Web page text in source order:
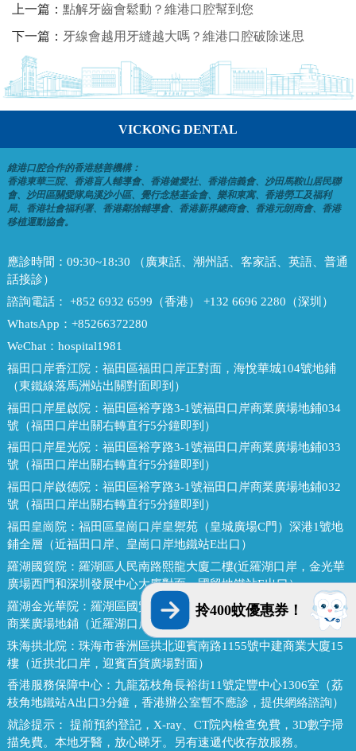
上一篇： 點解牙齒會鬆動？維港口腔幫到您
下一篇： 牙線會越用牙縫越大嗎？維港口腔破除迷思
VICKONG DENTAL
維港口腔合作的香港慈善機構：
香港東華三院、香港盲人輔導會、香港健愛社、香港信義會、沙田馬鞍山居民聯
會、沙田區關愛隊烏溪沙小區、覺行念慈基金會、樂和東寓、香港勞工及福利
局、香港社會福利署、香港鄰捨輔導會、香港新界總商會、香港元朗商會、香港
移植運動協會。
應診時間： 09:30~18:30 （廣東話、潮州話、客家話、英語、普通
話接診）
諮詢電話： +852 6932 6599（香港） +132 6696 2280（深圳）
WhatsApp： +85266372280
WeChat： hospital1981
福田口岸香江院： 福田區福田口岸正對面，海悅華城104號地鋪
（東鐵線落馬洲站出關對面即到）
福田口岸星啟院： 福田區裕亨路3-1號福田口岸商業廣場地鋪034
號（福田口岸出關右轉直行5分鐘即到）
福田口岸星光院： 福田區裕亨路3-1號福田口岸商業廣場地鋪033
號（福田口岸出關右轉直行5分鐘即到）
福田口岸啟德院： 福田區裕亨路3-1號福田口岸商業廣場地鋪032
號（福田口岸出關右轉直行5分鐘即到）
福田皇崗院： 福田區皇崗口岸皇禦苑（皇城廣場C門）深港1號地
鋪全層（近福田口岸、皇崗口岸地鐵站E出口）
羅湖國貿院： 羅湖區人民南路熙龍大廈二樓(近羅湖口岸，金光華
廣場西門和深圳發展中心大廈對面，國貿地鐵站E出口）
羅湖金光華院： 羅湖區國貿金光華廣場東二門對面，南湖路凱利
商業廣場地鋪（近羅湖口岸、國貿地鐵站B出口）
珠海拱北院： 珠海市香洲區拱北迎賓南路1155號中建商業大廈15
樓（近拱北口岸，迎賓百貨廣場對面）
香港服務保障中心： 九龍荔枝角長裕街11號定豐中心1306室（荔
枝角地鐵站A出口3分鐘，香港辦公室暫不應診，提供網絡諮詢）
就診提示： 提前預約登記，X-ray、CT院內檢查免費，3D數字掃
描免費。本地牙醫，放心睇牙。另有速遞代收存放服務。
拎400蚊優惠券！